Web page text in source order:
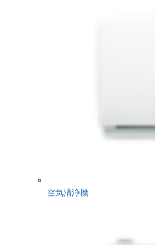
空気清浄機